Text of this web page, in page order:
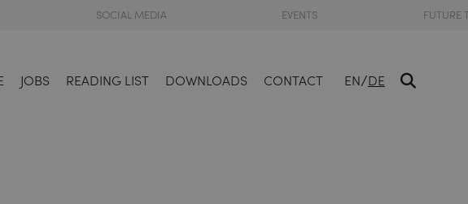
SOCIAL MEDIA EVENTS FUTURE
JOBS READING LIST DOWNLOADS CONTACT EN/DE